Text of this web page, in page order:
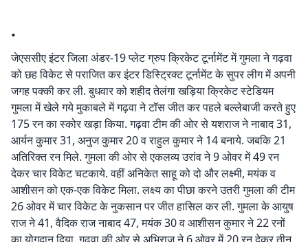
.
जेएससीए इंटर जिला अंडर-19 प्लेट ग्रुप क्रिकेट टूर्नामेंट में गुमला ने गढ़वा
को छह विकेट से पराजित कर इंटर डिस्ट्रिक्ट टूर्नामेंट के सुपर लीग में अपनी
जगह पक्की कर ली. बुधवार को शहीद तेलंगा खड़िया क्रिकेट स्टेडियम
गुमला में खेले गये मुकाबले में गढ़वा ने टॉस जीत कर पहले बल्लेबाजी करते हुए
175 रन का स्कोर खड़ा किया. गढ़वा टीम की ओर से यशराज ने नाबाद 31,
आर्यन कुमार 31, अनुज कुमार 20 व राहुल कुमार ने 14 बनाये. जबकि 21
अतिरिक्त रन मिले. गुमला की ओर से एकलव्य उरांव ने 9 ओवर में 49 रन
देकर चार विकेट चटकाये. वहीं अनिकेत साहू को दो और लक्ष्मी, मयंक व
आशीसन को एक-एक विकेट मिला. लक्ष्य का पीछा करने उतरी गुमला की टीम
26 ओवर में चार विकेट के नुकसान पर जीत हासिल कर ली. गुमला के आयुष
राज ने 41, वैदिक राज नाबाद 47, मयंक 30 व आशीसन कुमार ने 22 रनों